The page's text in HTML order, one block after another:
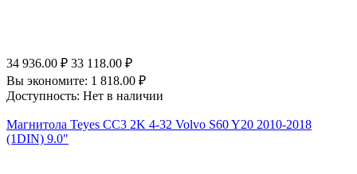
34 936.00 ₽ 33 118.00 ₽
Вы экономите: 1 818.00 ₽
Доступность: Нет в наличии
Магнитола Teyes CC3 2K 4-32 Volvo S60 Y20 2010-2018
(1DIN) 9.0"